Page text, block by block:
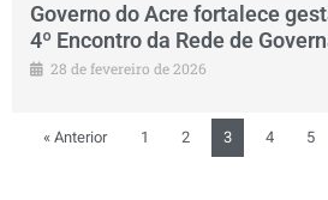
Governo do Acre fortalece
4º Encontro da Rede de
28 de fevereiro de 2026
« Anterior 1 2 3 4 5